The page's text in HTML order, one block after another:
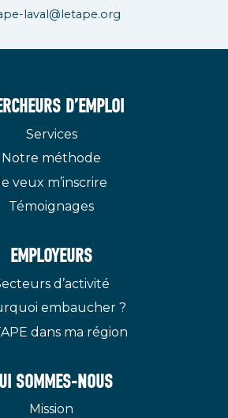
laval@letape.org
D’EMPLOI
Services
Notre méthode
veux m’inscrire
Témoignages
EMPLOYEURS
d’activité
embaucher ?
dans ma région
SOMMES-NOUS
Mission